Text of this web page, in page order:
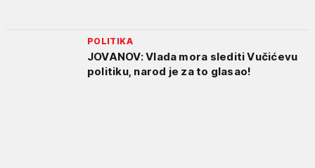
POLITIKA
JOVANOV: Vlada mora slediti Vučićevu
politiku, narod je za to glasao!